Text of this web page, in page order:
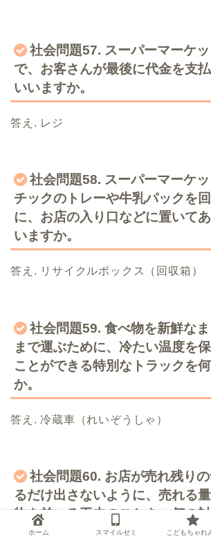
社会問題57. スーパーマーケ
で、お客さんが最後に代金を支
いいますか。
答え. レジ
社会問題58. スーパーマーケ
チックのトレーや牛乳パックを
に、お店の入り口などに置いて
いますか。
答え. リサイクルボックス（回収箱）
社会問題59. 食べ物を新鮮な
まで運ぶために、冷たい温度を
ことができる特別なトラックを
か。
答え. 冷蔵車（れいぞうしゃ）
社会問題60. お店が売れ残り
るだけ出さないように、売れる
物を並べる工夫のことを、何の
か。
ホーム スマイルゼミ こどもちゃれ